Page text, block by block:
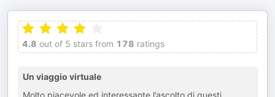
4.8 out of 5 stars from 178 ratings
Un viaggio virtuale
Molto piacevole ed interessante l’ascolto di questi